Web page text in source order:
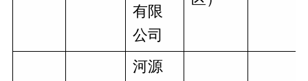
有限
公司
河源